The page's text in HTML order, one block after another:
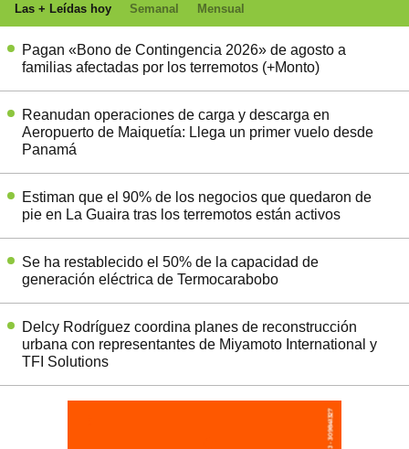
Las + Leídas hoy Semanal Mensual
Pagan «Bono de Contingencia 2026» de agosto a
familias afectadas por los terremotos (+Monto)
Reanudan operaciones de carga y descarga en
Aeropuerto de Maiquetía: Llega un primer vuelo desde
Panamá
Estiman que el 90% de los negocios que quedaron de
pie en La Guaira tras los terremotos están activos
Se ha restablecido el 50% de la capacidad de
generación eléctrica de Termocarabobo
Delcy Rodríguez coordina planes de reconstrucción
urbana con representantes de Miyamoto International y
TFI Solutions